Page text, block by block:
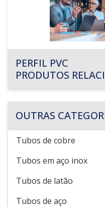
PERFIL PVC
PRODUTOS
OUTRAS
Tubos de cobre
Tubos em aço inox
Tubos de latão
Tubos de aço